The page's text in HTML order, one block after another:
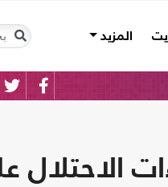
المزيد
الاحتلال